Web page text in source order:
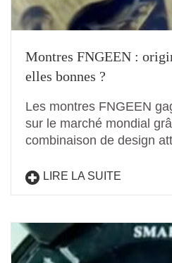
Montres FNGEEN :
elles bonnes ?
Les montres FNGEEN
sur le marché mondial
combinaison de design
LIRE LA SUITE